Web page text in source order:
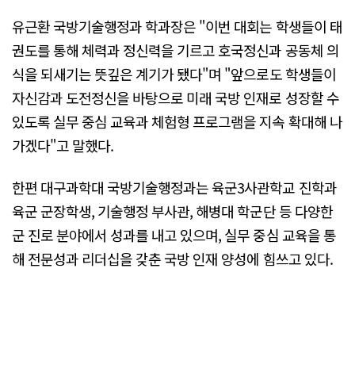
유근환 국방기술행정과 학과장은 "이번 대회는 학생들이 태
권도를 통해 체력과 정신력을 기르고 호국정신과 공동체 의
식을 되새기는 뜻깊은 계기가 됐다"며 "앞으로도 학생들이
자신감과 도전정신을 바탕으로 미래 국방 인재로 성장할 수
있도록 실무 중심 교육과 체험형 프로그램을 지속 확대해 나
가겠다"고 말했다.
한편 대구과학대 국방기술행정과는 육군3사관학교 진학과
육군 군장학생, 기술행정 부사관, 해병대 학군단 등 다양한
군 진로 분야에서 성과를 내고 있으며, 실무 중심 교육을 통
해 전문성과 리더십을 갖춘 국방 인재 양성에 힘쓰고 있다.